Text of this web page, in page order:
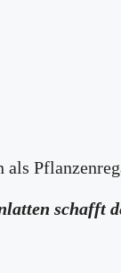
schafft